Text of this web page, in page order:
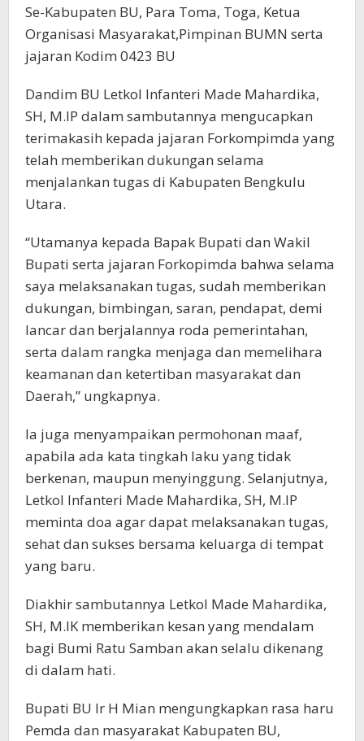
Se-Kabupaten BU, Para Toma, Toga, Ketua
Organisasi Masyarakat,Pimpinan BUMN serta
jajaran Kodim 0423 BU
Dandim BU Letkol Infanteri Made Mahardika,
SH, M.IP dalam sambutannya mengucapkan
terimakasih kepada jajaran Forkompimda yang
telah memberikan dukungan selama
menjalankan tugas di Kabupaten Bengkulu
Utara.
“Utamanya kepada Bapak Bupati dan Wakil
Bupati serta jajaran Forkopimda bahwa selama
saya melaksanakan tugas, sudah memberikan
dukungan, bimbingan, saran, pendapat, demi
lancar dan berjalannya roda pemerintahan,
serta dalam rangka menjaga dan memelihara
keamanan dan ketertiban masyarakat dan
Daerah,” ungkapnya.
Ia juga menyampaikan permohonan maaf,
apabila ada kata tingkah laku yang tidak
berkenan, maupun menyinggung. Selanjutnya,
Letkol Infanteri Made Mahardika, SH, M.IP
meminta doa agar dapat melaksanakan tugas,
sehat dan sukses bersama keluarga di tempat
yang baru.
Diakhir sambutannya Letkol Made Mahardika,
SH, M.IK memberikan kesan yang mendalam
bagi Bumi Ratu Samban akan selalu dikenang
di dalam hati.
Bupati BU Ir H Mian mengungkapkan rasa haru
Pemda dan masyarakat Kabupaten BU,